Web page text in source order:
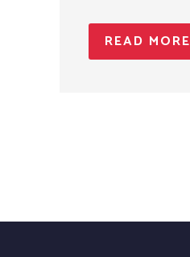
READ MORE